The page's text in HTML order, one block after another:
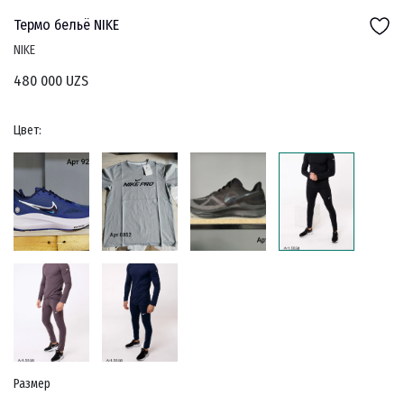
Термо бельё NIKE
NIKE
480 000 UZS
Цвет:
Размер